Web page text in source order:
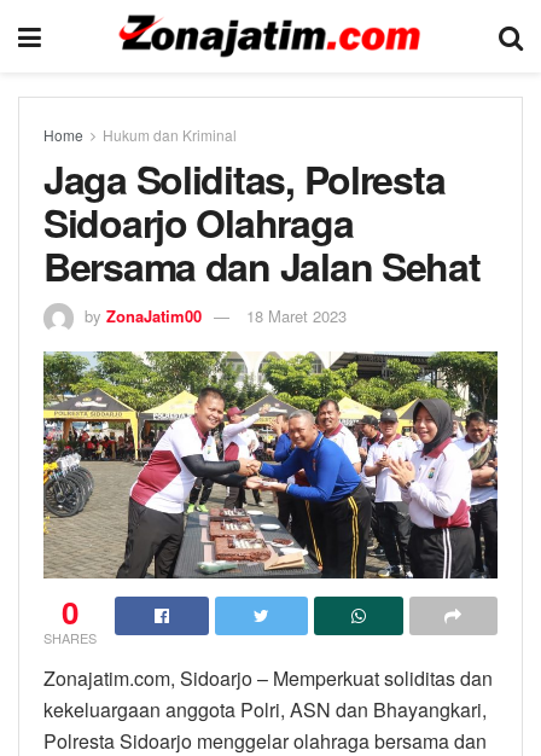
Home Hukum dan Kriminal
Jaga Soliditas, Polresta
Sidoarjo Olahraga
Bersama dan Jalan Sehat
by ZonaJatim00 18 Maret 2023
0
SHARES
Zonajatim.com, Sidoarjo – Memperkuat soliditas dan
kekeluargaan anggota Polri, ASN dan Bhayangkari,
Polresta Sidoarjo menggelar olahraga bersama dan